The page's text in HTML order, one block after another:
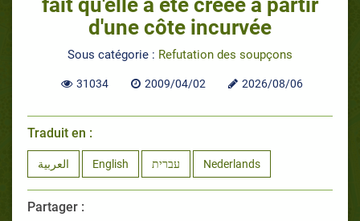
d'une côte incurvée
Sous catégorie : Refutation des soupçons
31034 2009/04/02 2026/08/06
Traduit en :
العربية English עברית Nederlands
Partager :